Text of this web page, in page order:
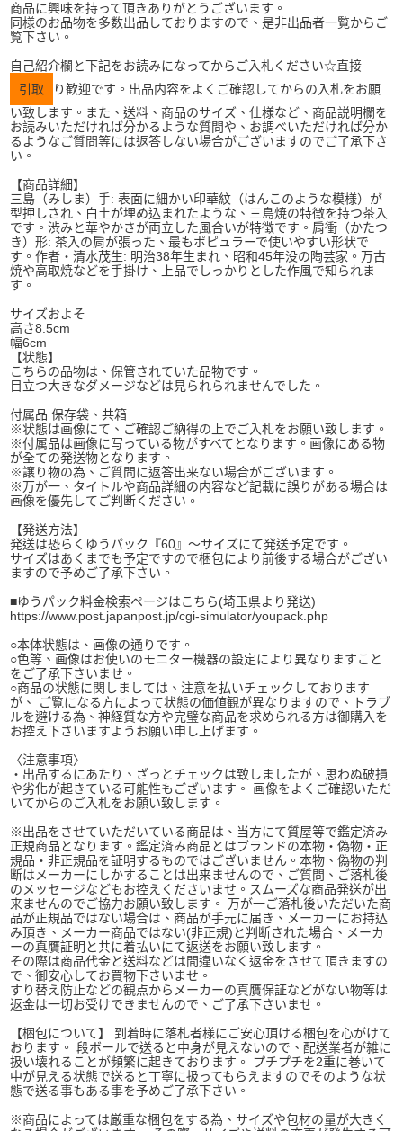
商品に興味を持って頂きありがとうございます。
同様のお品物を多数出品しておりますので、是非出品者一覧からご
覧下さい。
自己紹介欄と下記をお読みになってからご入札ください☆直接
引取
り歓迎です。出品内容をよくご確認してからの入札をお願
い致します。また、送料、商品のサイズ、仕様など、商品説明欄を
お読みいただければ分かるような質問や、お調べいただければ分か
るようなご質問等には返答しない場合がございますのでご了承下さ
い。
【商品詳細】
三島（みしま）手: 表面に細かい印華紋（はんこのような模様）が
型押しされ、白土が埋め込まれたような、三島焼の特徴を持つ茶入
です。渋みと華やかさが両立した風合いが特徴です。肩衝（かたつ
き）形: 茶入の肩が張った、最もポピュラーで使いやすい形状で
す。作者・清水茂生: 明治38年生まれ、昭和45年没の陶芸家。万古
焼や高取焼などを手掛け、上品でしっかりとした作風で知られま
す。
サイズおよそ
高さ8.5cm
幅6cm
【状態】
こちらの品物は、保管されていた品物です。
目立つ大きなダメージなどは見られられませんでした。
付属品 保存袋、共箱
※状態は画像にて、ご確認ご納得の上でご入札をお願い致します。
※付属品は画像に写っている物がすべてとなります。画像にある物
が全ての発送物となります。
※譲り物の為、ご質問に返答出来ない場合がございます。
※万が一、タイトルや商品詳細の内容など記載に誤りがある場合は
画像を優先してご判断ください。
【発送方法】
発送は恐らくゆうパック『60』～サイズにて発送予定です。
サイズはあくまでも予定ですので梱包により前後する場合がござい
ますので予めご了承下さい。
■ゆうパック料金検索ページはこちら(埼玉県より発送)
https://www.post.japanpost.jp/cgi-simulator/youpack.php
○本体状態は、画像の通りです。
○色等、画像はお使いのモニター機器の設定により異なりますこと
をご了承下さいませ。
○商品の状態に関しましては、注意を払いチェックしております
が、 ご覧になる方によって状態の価値観が異なりますので、トラブ
ルを避ける為、神経質な方や完璧な商品を求められる方は御購入を
お控え下さいますようお願い申し上げます。
〈注意事項〉
・出品するにあたり、ざっとチェックは致しましたが、思わぬ破損
や劣化が起きている可能性もございます。 画像をよくご確認いただ
いてからのご入札をお願い致します。
※出品をさせていただいている商品は、当方にて質屋等で鑑定済み
正規商品となります。鑑定済み商品とはブランドの本物・偽物・正
規品・非正規品を証明するものではございません。本物、偽物の判
断はメーカーにしかすることは出来ませんので、ご質問、ご落札後
のメッセージなどもお控えくださいませ。スムーズな商品発送が出
来ませんのでご協力お願い致します。 万が一ご落札後いただいた商
品が正規品ではない場合は、商品が手元に届き、メーカーにお持込
み頂き、メーカー商品ではない(非正規)と判断された場合、メーカ
ーの真贋証明と共に着払いにて返送をお願い致します。
その際は商品代金と送料などは間違いなく返金をさせて頂きますの
で、御安心してお買物下さいませ。
すり替え防止などの観点からメーカーの真贋保証などがない物等は
返金は一切お受けできませんので、ご了承下さいませ。
【梱包について】 到着時に落札者様にご安心頂ける梱包を心がけて
おります。 段ボールで送ると中身が見えないので、配送業者が雑に
扱い壊れることが頻繁に起きております。 プチプチを2重に巻いて
中が見える状態で送ると丁寧に扱ってもらえますのでそのような状
態で送る事もある事を予めご了承下さい。
※商品によっては厳重な梱包をする為、サイズや包材の量が大きく